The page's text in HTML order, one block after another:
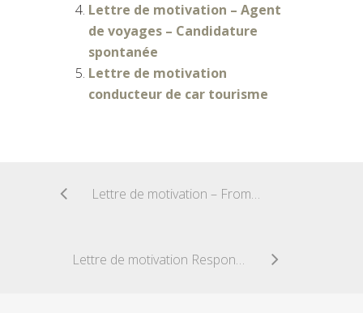
Lettre de motivation – Agent
de voyages – Candidature
spontanée
Lettre de motivation
conducteur de car tourisme
Lettre de motivation – Fromager
Lettre de motivation Responsable d’entrepôt en contrat pro